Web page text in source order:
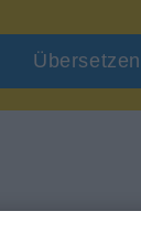
Übersetzen